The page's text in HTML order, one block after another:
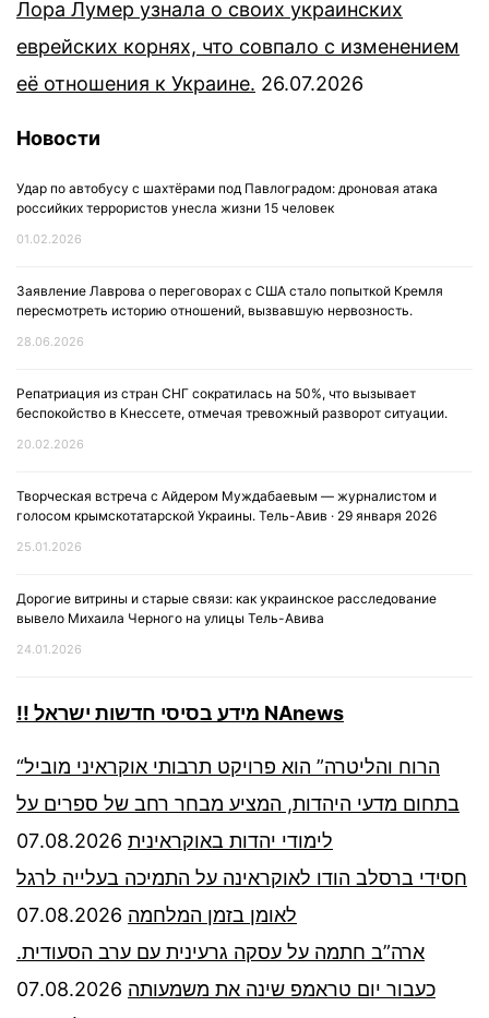
Лора Лумер узнала о своих украинских
еврейских корнях, что совпало с изменением
её отношения к Украине. 26.07.2026
Новости
Удар по автобусу с шахтёрами под Павлоградом: дроновая атака
российких террористов унесла жизни 15 человек
01.02.2026
Заявление Лаврова о переговорах с США стало попыткой Кремля
пересмотреть историю отношений, вызвавшую нервозность.
28.06.2026
Репатриация из стран СНГ сократилась на 50%, что вызывает
беспокойство в Кнессете, отмечая тревожный разворот ситуации.
20.02.2026
Творческая встреча с Айдером Муждабаевым — журналистом и
голосом крымскотатарской Украины. Тель-Авив · 29 января 2026
25.01.2026
Дорогие витрины и старые связи: как украинское расследование
вывело Михаила Черного на улицы Тель-Авива
24.01.2026
!! מידע בסיסי חדשות ישראל NAnews
“הרוח והליטרה” הוא פרויקט תרבותי אוקראיני מוביל
בתחום מדעי היהדות, המציע מבחר רחב של ספרים על
לימודי יהדות באוקראינית 07.08.2026
חסידי ברסלב הודו לאוקראינה על התמיכה בעלייה לרגל
לאומן בזמן המלחמה 07.08.2026
ארה”ב חתמה על עסקה גרעינית עם ערב הסעודית.
כעבור יום טראמפ שינה את משמעותה 07.08.2026